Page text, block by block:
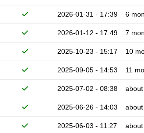
2026-01-31 - 17:39 6
2026-01-12 - 17:49 7
2025-10-23 - 15:17 10
2025-09-05 - 14:53 11
2025-07-02 - 08:38
2025-06-26 - 14:03
2025-06-03 - 11:27